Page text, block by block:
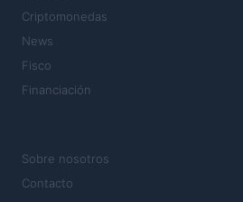
Criptomonedas
News
Fisco
Financiación
Sobre nosotros
Contacto